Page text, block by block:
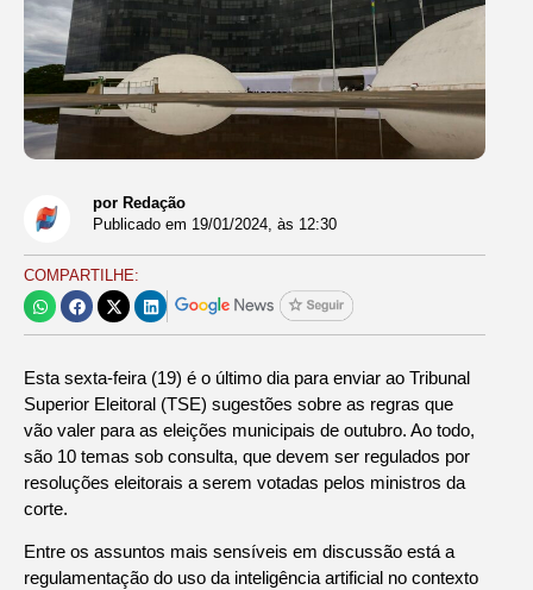
por Redação
Publicado em 19/01/2024, às 12:30
COMPARTILHE:
Esta sexta-feira (19) é o último dia para enviar ao Tribunal
Superior Eleitoral (TSE) sugestões sobre as regras que
vão valer para as eleições municipais de outubro. Ao todo,
são 10 temas sob consulta, que devem ser regulados por
resoluções eleitorais a serem votadas pelos ministros da
corte.
Entre os assuntos mais sensíveis em discussão está a
regulamentação do uso da inteligência artificial no contexto